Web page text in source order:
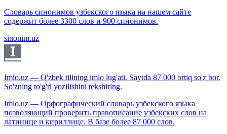
Словарь синонимов узбекского языка на нашем сайте
содержит более 3300 слов и 900 синонимов.
sinonim.uz
Imlo.uz — O'zbek tilining imlo lug'ati. Saytda 87 000 ortiq so'z bor.
So'zning to'g'ri yozilishini tekshiring.
Imlo.uz — Орфографический словарь узбекского языка
позволяющий проверить правописание узбекских слов на
латинице и кириллице. В базе более 87 000 слов.